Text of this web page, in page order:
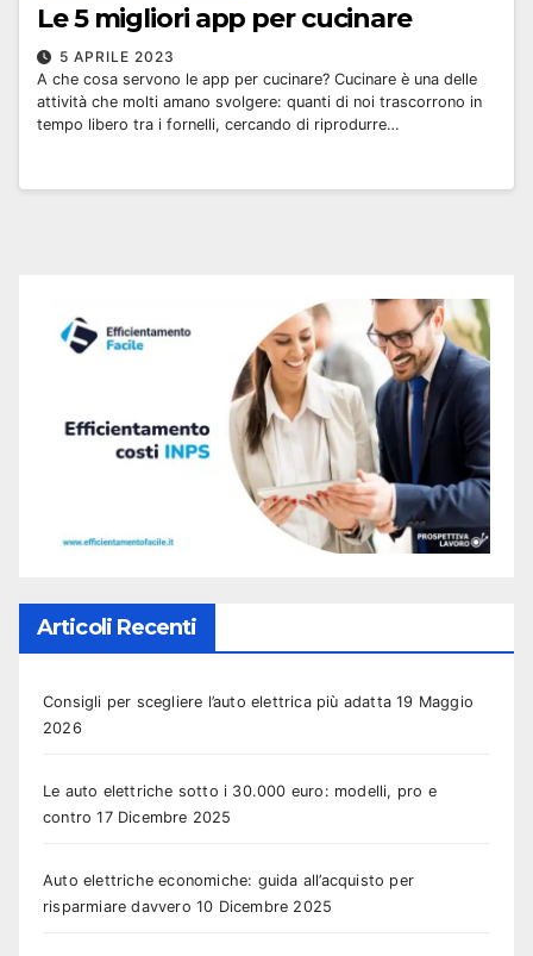
Le 5 migliori app per cucinare
5 APRILE 2023
A che cosa servono le app per cucinare? Cucinare è una delle
attività che molti amano svolgere: quanti di noi trascorrono in
tempo libero tra i fornelli, cercando di riprodurre…
Articoli Recenti
Consigli per scegliere l’auto elettrica più adatta 19 Maggio
2026
Le auto elettriche sotto i 30.000 euro: modelli, pro e
contro 17 Dicembre 2025
Auto elettriche economiche: guida all’acquisto per
risparmiare davvero 10 Dicembre 2025